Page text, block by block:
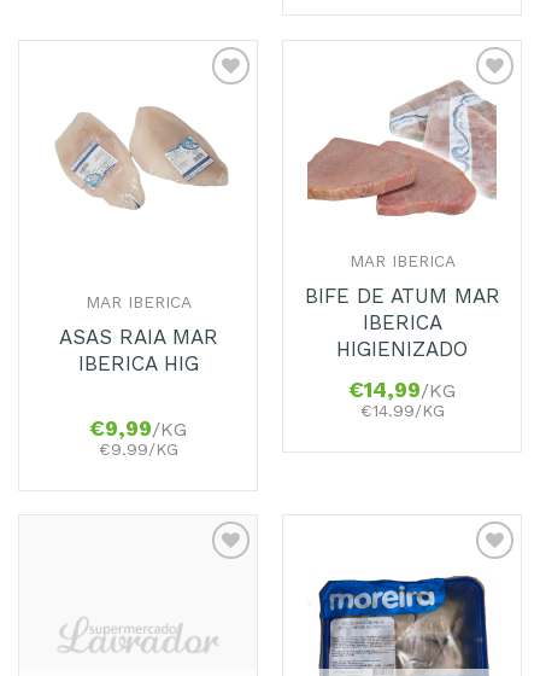
Adicionar
aos
Favoritos
MAR IBERICA
ASAS RAIA MAR
IBERICA HIG
€9,99/KG
€9.99/KG
Adicionar
aos
Favoritos
MAR IBERICA
BIFE DE ATUM MAR
IBERICA
HIGIENIZADO
€14,99/KG
€14.99/KG
Favoritos
Adicionar
aos
Favoritos